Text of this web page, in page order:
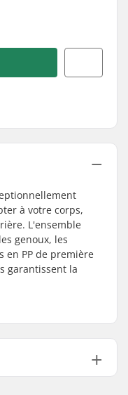
à votre corps,
L'ensemble
genoux, les
en PP de première
garantissent la